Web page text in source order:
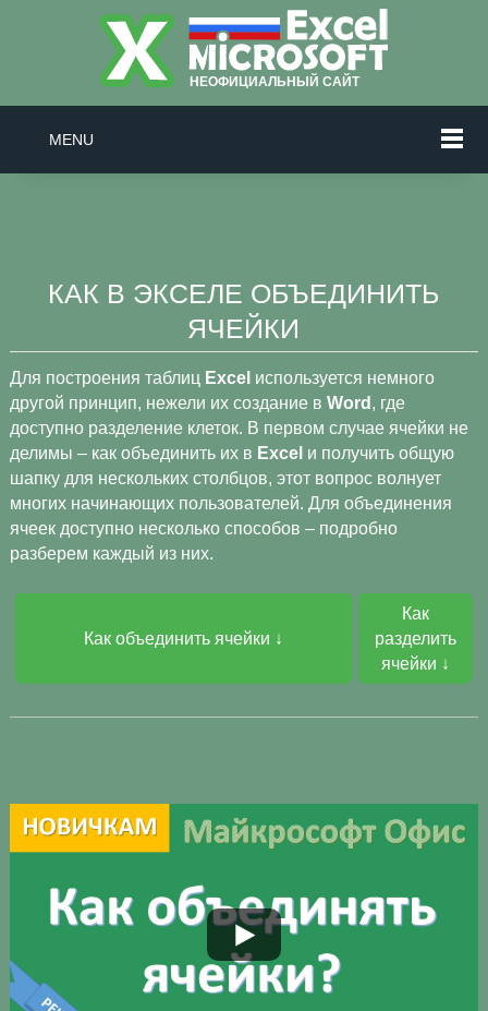
MENU
КАК В ЭКСЕЛЕ ОБЪЕДИНИТЬ
ЯЧЕЙКИ
Для построения таблиц Excel используется немного
другой принцип, нежели их создание в Word , где
доступно разделение клеток. В первом случае ячейки не
делимы – как объединить их в Excel и получить общую
шапку для нескольких столбцов, этот вопрос волнует
многих начинающих пользователей. Для объединения
ячеек доступно несколько способов – подробно
разберем каждый из них.
Как объединить ячейки ↓
Как
разделить
ячейки ↓